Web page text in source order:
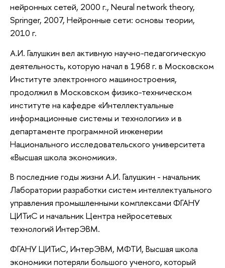
нейронных сетей, 2000 г., Neural network theory,
Springer, 2007, Нейронные сети: основы теории,
2010 г.
А.И. Галушкин вел активную научно-педагогическую
деятельность, которую начал в 1968 г. в Московском
Институте электронного машиностроения,
продолжил в Московском физико-техническом
институте на кафедре «Интеллектуальные
информационные системы и технологии» и в
департаменте программной инженерии
Национального исследовательского университета
«Высшая школа экономики».
В последние годы жизни А.И. Галушкин - начальник
Лаборатории разработки систем интеллектуального
управления промышленными комплексами ФГАНУ
ЦИТиС и начальник Центра нейросетевых
технологий ИнтерЭВМ.
ФГАНУ ЦИТиС, ИнтерЭВМ, МФТИ, Высшая школа
экономики потеряли большого ученого, который